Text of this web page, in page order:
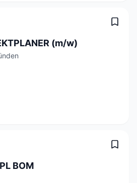
(m/w)
BOM